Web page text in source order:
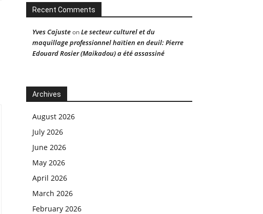
Recent Comments
Yves CajusteonLe secteur culturel et du
maquillage professionnel haïtien en deuil: Pierre
Edouard Rosier (Maikadou) a été assassiné
Archives
August 2026
July 2026
June 2026
May 2026
April 2026
March 2026
February 2026